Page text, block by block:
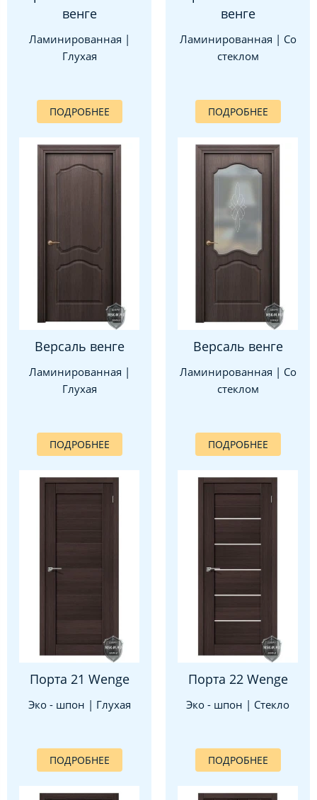
венге
Ламинированная |
Глухая
ПОДРОБНЕЕ
венге
Ламинированная | Со
стеклом
ПОДРОБНЕЕ
Версаль венге
Ламинированная |
Глухая
ПОДРОБНЕЕ
Версаль венге
Ламинированная | Со
стеклом
ПОДРОБНЕЕ
Порта 21 Wenge
Эко - шпон | Глухая
ПОДРОБНЕЕ
Порта 22 Wenge
Эко - шпон | Стекло
ПОДРОБНЕЕ